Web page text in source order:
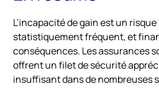
L’incapacité de gain est un
statistiquement fréquent, et
conséquences. Les assurances
offrent un filet de sécurité
insuffisant dans de nombreuses